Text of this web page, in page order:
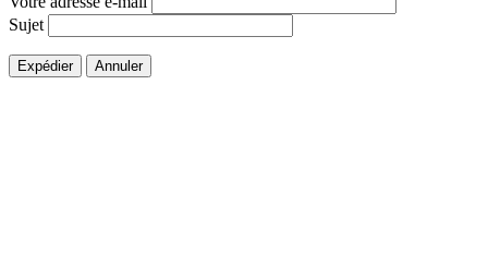
Sujet
Expédier Annuler